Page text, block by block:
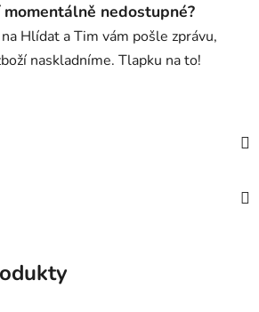
momentálně nedostupné?
Hlídat a Tim vám pošle zprávu,
naskladníme. Tlapku na to!